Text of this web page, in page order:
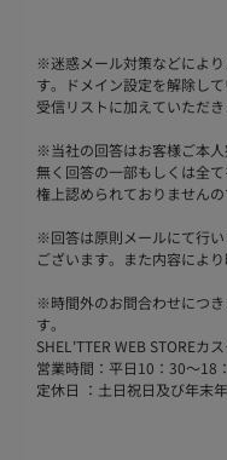
※迷惑メール対策などによ
す。ドメイン設定を解除し
受信リストに加えていただ
※当社の回答はお客様ご本
無く回答の一部もしくは全
権上認められておりませんの
※回答は原則メールにて行
ございます。また内容によ
※時間外のお問合わせにつ
す。
SHEL'TTER WEB STOREカ
営業時間：平日10：30～18
定休日 ：土日祝日及び年末